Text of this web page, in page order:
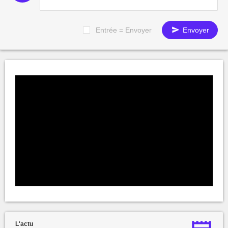
Entrée = Envoyer Envoyer
L'actu